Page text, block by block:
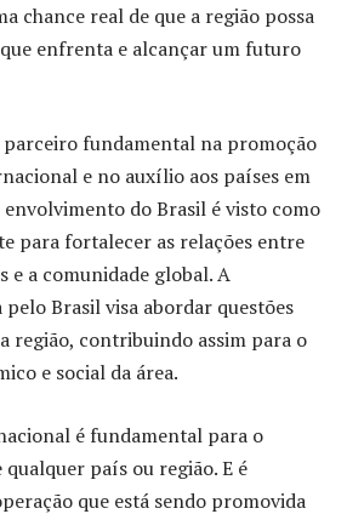
chance real de que a região possa
enfrenta e alcançar um futuro
parceiro fundamental na promoção
e no auxílio aos países em
do Brasil é visto como
para fortalecer as relações entre
e a comunidade global. A
pelo Brasil visa abordar questões
região, contribuindo assim para o
e social da área.
é fundamental para o
país ou região. E é
que está sendo promovida